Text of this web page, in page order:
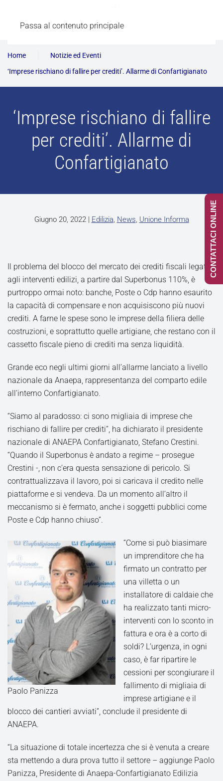
Passa al contenuto principale
Home
Notizie ed Eventi
‘Imprese rischiano di fallire per crediti’. Allarme di Confartigianato
‘Imprese rischiano di fallire
per crediti’. Allarme di
Confartigianato
Giugno 20, 2022| Edilizia, News, Unione Informa
Il problema del blocco del mercato dei crediti fiscali legato
agli interventi edilizi, a partire dal Superbonus 110%, è
purtroppo ormai noto: banche, Poste o Cdp hanno esaurito
la capacità di compensare e non acquisiscono più nuovi
crediti. A farne le spese sono le imprese della filiera delle
costruzioni, e soprattutto quelle artigiane, che restano con il
cassetto fiscale pieno di crediti ma senza liquidità.
Grande eco negli ultimi giorni all’allarme lanciato a livello
nazionale da Anaepa, rappresentanza del comparto edile
all’interno Confartigianato.
“Siamo al paradosso: ci sono migliaia di imprese che
rischiano di fallire per crediti”, ha dichiarato il presidente
nazionale di ANAEPA Confartigianato, Stefano Crestini.
“Quando il Superbonus è andato a regime – prosegue
Crestini -, non c’era questa sensazione di pericolo. Si
contrattualizzava il lavoro, poi si caricava il credito nelle
piattaforme e si vendeva. Da un momento all’altro il
meccanismo si è fermato, anche i soggetti pubblici come
Poste e Cdp hanno chiuso”.
Paolo Panizza
“Come si può biasimare
un imprenditore che ha
firmato un contratto per
una villetta o un
installatore di caldaie che
ha realizzato tanti micro-
interventi con lo sconto in
fattura e ora è a corto di
soldi? L’urgenza, in ogni
caso, è far ripartire le
cessioni per scongiurare il
fallimento di migliaia di
imprese artigiane e il
blocco dei cantieri avviati”, conclude il presidente di
ANAEPA.
“La situazione di totale incertezza che si è venuta a creare
sta mettendo a dura prova tutto il settore – aggiunge Paolo
Panizza, Presidente di Anaepa-Confartigianato Edilizia
CONTATTACI ONLINE